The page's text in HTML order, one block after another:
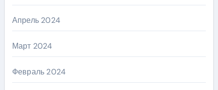
Апрель 2024
Март 2024
Февраль 2024